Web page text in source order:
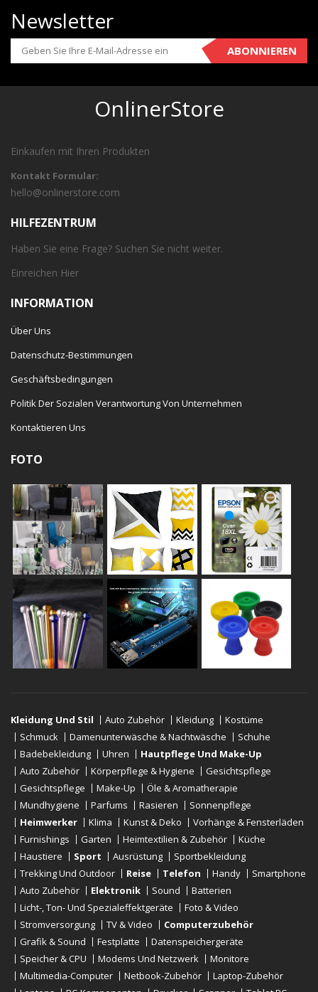
Newsletter
ABONNIEREN
OnlinerStore
Einkaufen mit Ihren Produkten
Kontakt Formular:
hello@onlinerstore.com
HILFEZENTRUM
Haben Sie eine Frage? Suchen Sie nicht weiter.
Einreichen Hier
INFORMATION
Über Uns
Datenschutz-Bestimmungen
Geschäftsbedingungen
Politik Der Sozialen Verantwortung Von Unternehmen
Kontaktieren Uns
FOTO
Kleidung Und Stil Auto Zubehör Kleidung
Kostüme
Schmuck
Damenunterwäsche & Nachtwäsche
Schuhe
Badebekleidung
Uhren
Hautpflege Und Make-Up
Auto Zubehör
Körperpflege & Hygiene
Gesichtspflege
Gesichtspflege
Make-Up
Öle & Aromatherapie
Mundhygiene
Parfums Rasieren
Sonnenpflege
Heimwerker
Klima Kunst & Deko
Vorhänge & Fensterläden
Furnishings
Garten Heimtextilien & Zubehör
Küche
Haustiere
Sport Ausrüstung
Sportbekleidung
Trekking Und Outdoor
Reise Telefon Handy
Smartphone
Auto Zubehör
Elektronik Sound
Batterien
Licht-, Ton- Und Spezialeffektgeräte
Foto & Video
Stromversorgung
TV & Video
Computerzubehör
Grafik & Sound
Festplatte
Datenspeichergeräte
Speicher & CPU
Modems Und Netzwerk
Monitore
Multimedia-Computer
Netbook-Zubehör
Laptop-Zubehör